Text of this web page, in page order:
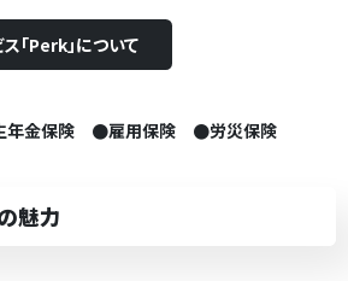
「Perk」について
金保険 ●雇用保険 ●労災保険
魅力